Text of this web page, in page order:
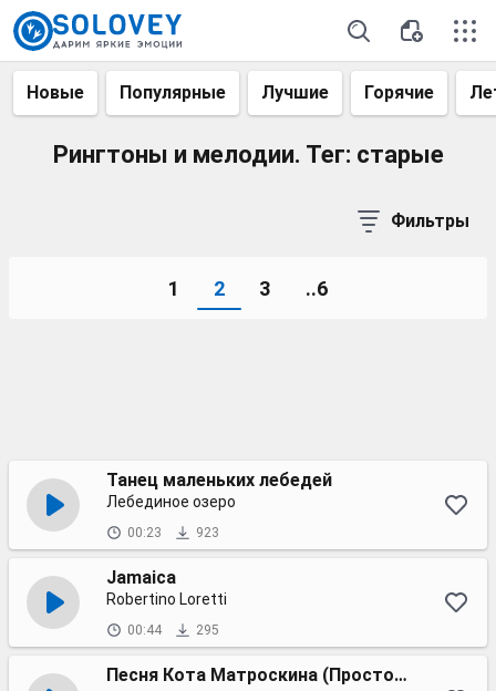
Новые Популярные Лучшие Горячие
Рингтоны и мелодии. Тег: старые
Фильтры
1 2 3 ..6
Танец маленьких лебедей
Лебединое озеро
00:23 923
Jamaica
Robertino Loretti
00:44 295
Песня Кота Матроскина (Простоквашино)